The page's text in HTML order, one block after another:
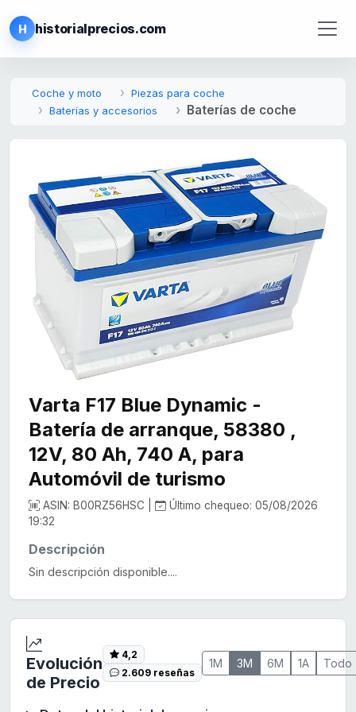
H historialprecios.com
Coche y moto
Piezas para coche
Baterías y accesorios
Baterías de coche
Varta F17 Blue Dynamic -
Batería de arranque, 58380 ,
12V, 80 Ah, 740 A, para
Automóvil de turismo
ASIN: B00RZ56HSC |
Último chequeo: 05/08/2026
19:32
Descripción
Sin descripción disponible....
Evolución
de Precio
4,2
2.609 reseñas
1M 3M 6M 1A Todo